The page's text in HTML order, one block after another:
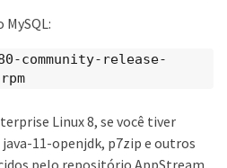
community-release-
Linux 8, se você tiver
11-openjdk, p7zip e outros